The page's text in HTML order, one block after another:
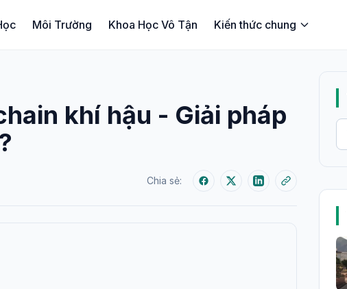
Môi Trường Khoa Học Vô Tận Kiến thức chung
khí hậu - Giải pháp
Chia sẻ: